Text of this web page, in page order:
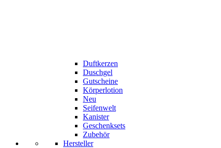
Duftkerzen
Duschgel
Gutscheine
Körperlotion
Neu
Seifenwelt
Kanister
Geschenksets
Zubehör
Hersteller